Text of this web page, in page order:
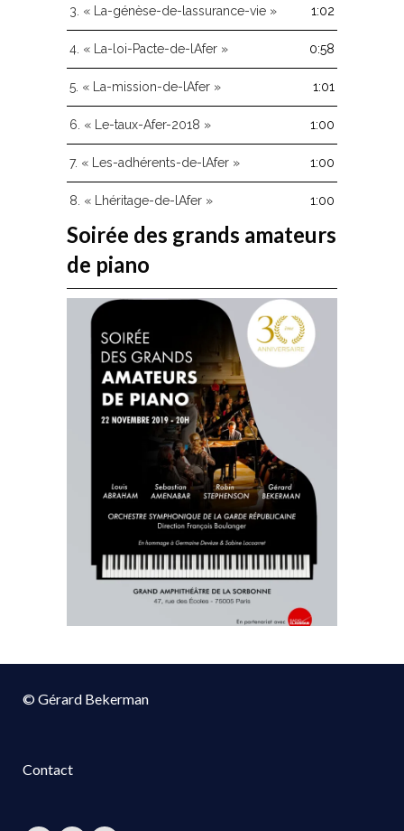
diminuer
le
volume.
3. « La-génèse-de-lassurance-vie » 1:02
4. « La-loi-Pacte-de-lAfer » 0:58
5. « La-mission-de-lAfer » 1:01
6. « Le-taux-Afer-2018 » 1:00
7. « Les-adhérents-de-lAfer » 1:00
8. « Lhéritage-de-lAfer » 1:00
Soirée des grands amateurs
de piano
© Gérard Bekerman
Contact